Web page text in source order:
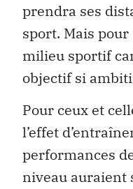
prendra ses
sport. Mais
milieu sportif
objectif si
Pour ceux et
l’effet
performances
niveau auraient